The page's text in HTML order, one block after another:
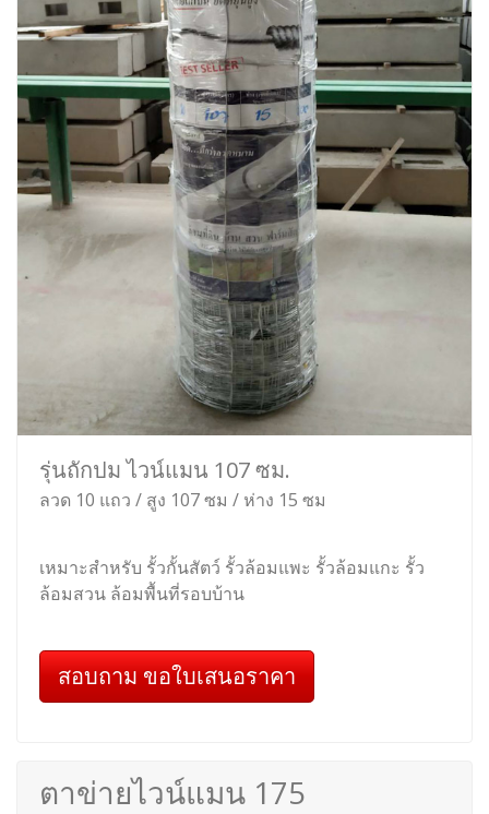
รุ่นถักปม ไวน์แมน 107 ซม.
ลวด 10 แถว / สูง 107 ซม / ห่าง 15 ซม
เหมาะสำหรับ รั้วกั้นสัตว์ รั้วล้อมแพะ รั้วล้อมแกะ รั้ว
ล้อมสวน ล้อมพื้นที่รอบบ้าน
สอบถาม ขอใบเสนอราคา
ตาข่ายไวน์แมน 175